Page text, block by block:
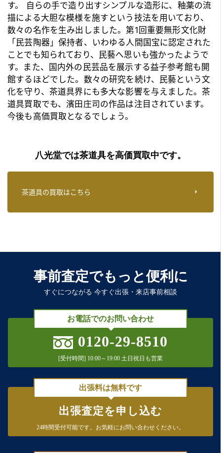
す。 自らの手で造り出すシンプルな造形に、釉薬の流
描による大胆な模様を施すという技法を用いており、
数々の名作を生み出しました。第1回重要無形文化財
「民芸陶器」保持者、いわゆる人間国宝に認定された
ことでも知られており、民藝へ思いも強かったようで
す。また、国内外の民芸品を展示する益子参考館も開
館するほどでした。数々の研究を続け、民藝という文
化を守り、 茶道具界にも多大な影響を与えました。 茶
道具買取でも、濱田庄司の作品は注目されています。
今後も高価買取となるでしょう。
八光堂では茶道具を高価買取中です。
茶道具の買取はこちら
事前査定でもっと便利に
すぐにつながる 今すぐ出張・来店事前相談
お電話でのお問い合わせ
0120-29-8510
[受付時間] 10:00～19:00 土日祝日も営業
出張料は無料です
出張査定を申し込む
24時間受付可能です。 お気軽にお問い合わせください。